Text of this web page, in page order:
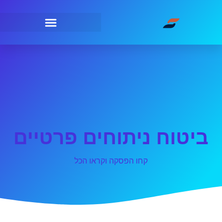
ביטוח ניתוחים פרטיים
קחו הפסקה וקראו הכל